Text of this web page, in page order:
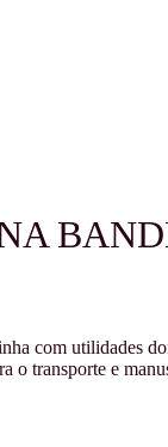
com utilidades
o transporte e